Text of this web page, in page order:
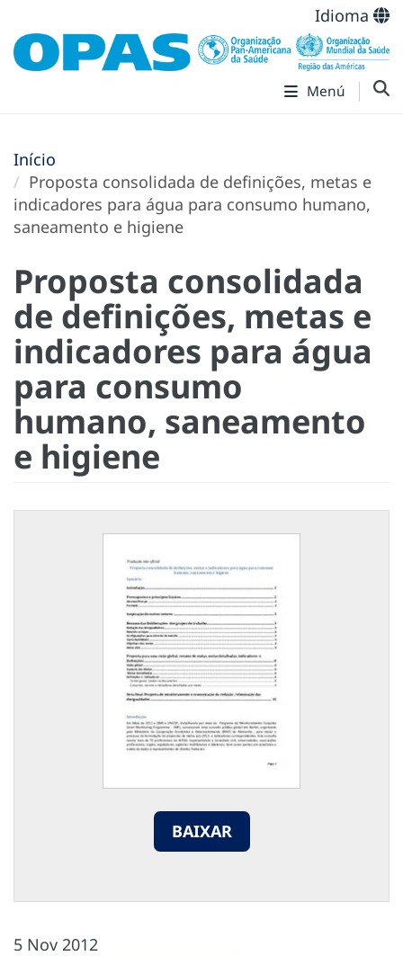
Idioma
Menú
Início
Proposta consolidada de definições, metas e
indicadores para água para consumo humano,
saneamento e higiene
Proposta consolidada
de definições, metas e
indicadores para água
para consumo
humano, saneamento
e higiene
BAIXAR
5 Nov 2012